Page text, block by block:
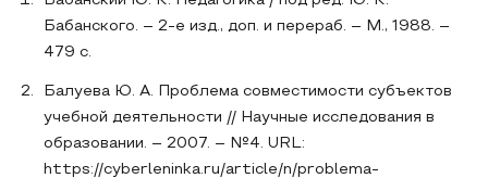
Бабанского. – 2-е изд., доп. и перераб. – М., 1988. –
479 с.
Балуева Ю. А. Проблема совместимости субъектов
учебной деятельности // Научные исследования в
образовании. – 2007. – №4. URL:
https://cyberleninka.ru/article/n/problema-